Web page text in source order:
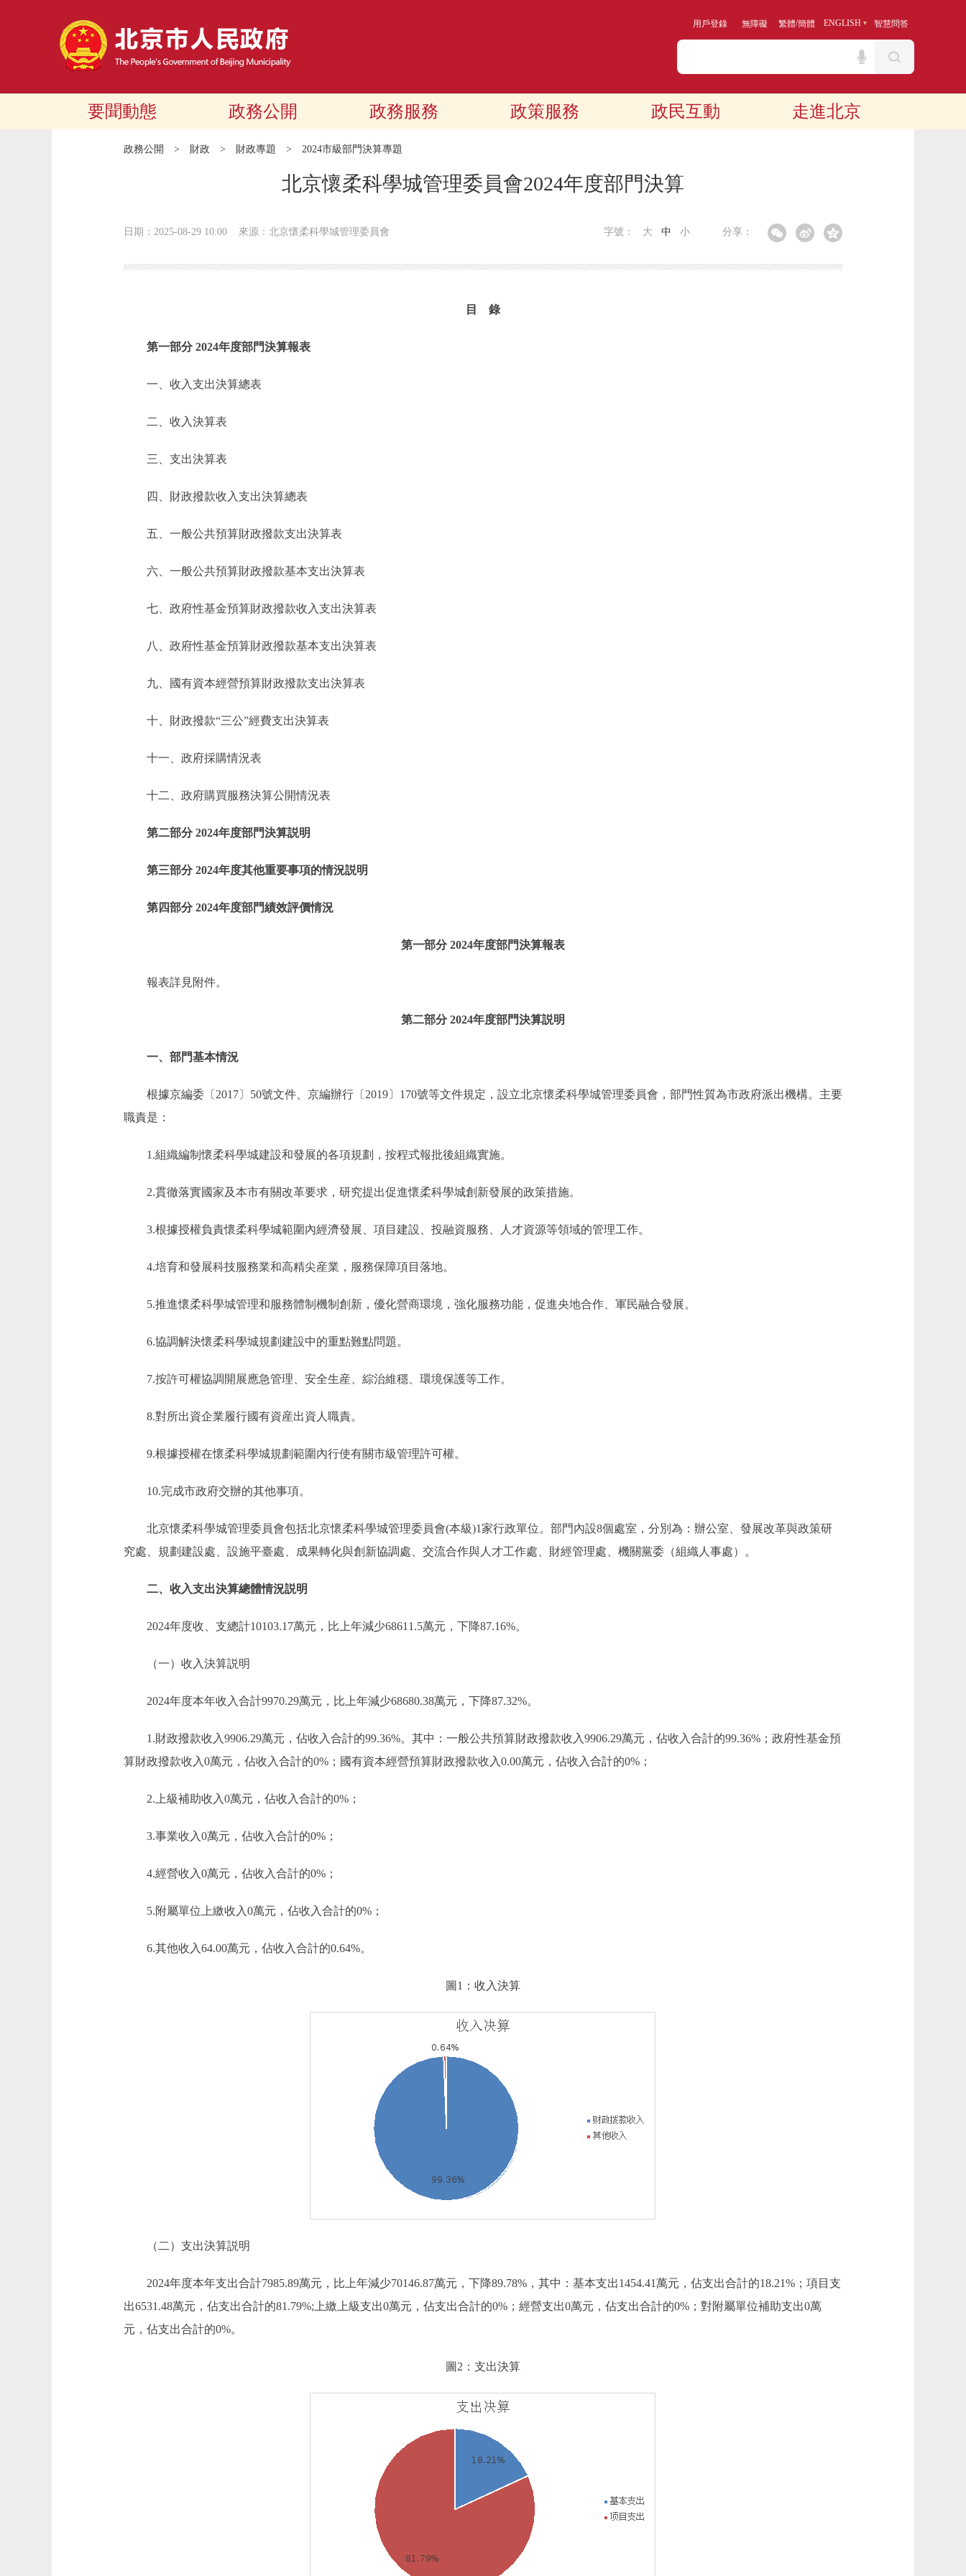
用戶登錄 無障礙 繁體/簡體 ENGLISH 智慧問答
要聞動態 政務公開 政務服務 政策服務 政民互動 走進北京
政務公開 > 財政 > 財政專題 > 2024市級部門決算專題
北京懷柔科學城管理委員會2024年度部門決算
日期：2025-08-29 10:00 來源：北京懷柔科學城管理委員會 分享：
字號： 大 中 小
目 錄
第一部分 2024年度部門決算報表
一、收入支出決算總表
二、收入決算表
三、支出決算表
四、財政撥款收入支出決算總表
五、一般公共預算財政撥款支出決算表
六、一般公共預算財政撥款基本支出決算表
七、政府性基金預算財政撥款收入支出決算表
八、政府性基金預算財政撥款基本支出決算表
九、國有資本經營預算財政撥款支出決算表
十、財政撥款“三公”經費支出決算表
十一、政府採購情況表
十二、政府購買服務決算公開情況表
第二部分 2024年度部門決算説明
第三部分 2024年度其他重要事項的情況説明
第四部分 2024年度部門績效評價情況
第一部分 2024年度部門決算報表
報表詳見附件。
第二部分 2024年度部門決算説明
一、部門基本情況
根據京編委〔2017〕50號文件、京編辦行〔2019〕170號等文件規定，設立北京懷柔科學城管理委員會，部門性質為市政府派出機構。主要
職責是：
1.組織編制懷柔科學城建設和發展的各項規劃，按程式報批後組織實施。
2.貫徹落實國家及本市有關改革要求，研究提出促進懷柔科學城創新發展的政策措施。
3.根據授權負責懷柔科學城範圍內經濟發展、項目建設、投融資服務、人才資源等領域的管理工作。
4.培育和發展科技服務業和高精尖産業，服務保障項目落地。
5.推進懷柔科學城管理和服務體制機制創新，優化營商環境，強化服務功能，促進央地合作、軍民融合發展。
6.協調解決懷柔科學城規劃建設中的重點難點問題。
7.按許可權協調開展應急管理、安全生産、綜治維穩、環境保護等工作。
8.對所出資企業履行國有資産出資人職責。
9.根據授權在懷柔科學城規劃範圍內行使有關市級管理許可權。
10.完成市政府交辦的其他事項。
北京懷柔科學城管理委員會包括北京懷柔科學城管理委員會(本級)1家行政單位。部門內設8個處室，分別為：辦公室、發展改革與政策研
究處、規劃建設處、設施平臺處、成果轉化與創新協調處、交流合作與人才工作處、財經管理處、機關黨委（組織人事處）。
二、收入支出決算總體情況説明
2024年度收、支總計10103.17萬元，比上年減少68611.5萬元，下降87.16%。
（一）收入決算説明
2024年度本年收入合計9970.29萬元，比上年減少68680.38萬元，下降87.32%。
1.財政撥款收入9906.29萬元，佔收入合計的99.36%。其中：一般公共預算財政撥款收入9906.29萬元，佔收入合計的99.36%；政府性基金預
算財政撥款收入0萬元，佔收入合計的0%；國有資本經營預算財政撥款收入0.00萬元，佔收入合計的0%；
2.上級補助收入0萬元，佔收入合計的0%；
3.事業收入0萬元，佔收入合計的0%；
4.經營收入0萬元，佔收入合計的0%；
5.附屬單位上繳收入0萬元，佔收入合計的0%；
6.其他收入64.00萬元，佔收入合計的0.64%。
圖1：收入決算
（二）支出決算説明
2024年度本年支出合計7985.89萬元，比上年減少70146.87萬元，下降89.78%，其中：基本支出1454.41萬元，佔支出合計的18.21%；項目支
出6531.48萬元，佔支出合計的81.79%;上繳上級支出0萬元，佔支出合計的0%；經營支出0萬元，佔支出合計的0%；對附屬單位補助支出0萬
元，佔支出合計的0%。
圖2：支出決算